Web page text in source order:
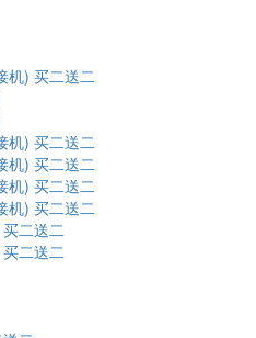
机) 买二送二
机) 买二送二
机) 买二送二
机) 买二送二
机) 买二送二
二送二
二送二